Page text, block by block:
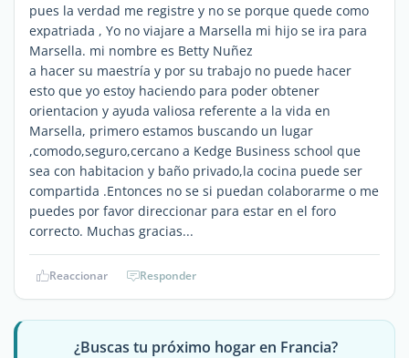
pues la verdad me registre y no se porque quede como
expatriada , Yo no viajare a Marsella mi hijo se ira para
Marsella. mi nombre es Betty Nuñez
a hacer su maestría y por su trabajo no puede hacer
esto que yo estoy haciendo para poder obtener
orientacion y ayuda valiosa referente a la vida en
Marsella, primero estamos buscando un lugar
,comodo,seguro,cercano a Kedge Business school que
sea con habitacion y baño privado,la cocina puede ser
compartida .Entonces no se si puedan colaborarme o me
puedes por favor direccionar para estar en el foro
correcto. Muchas gracias...
Reaccionar Responder
¿Buscas tu próximo hogar en Francia?